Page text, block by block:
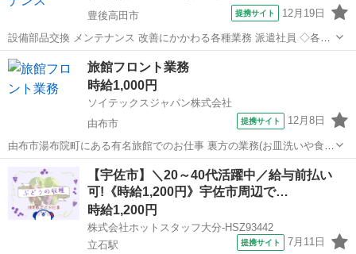
豊後高田市
提携サイト 12月19日
設備部品交換 メンテナンス 改善にかかわる各種業務 派遣社員 ◇各種
社会保険完備 (加入保険は、就業時間により異なります。) ◇年齢不問
◇未経験者歓迎 ◇18歳以上(深夜帯勤務のため、例外事由2号による)
大分 豊後高田市 その他
旅館フロント業務
時給1,000円
ソイテックスジャパン株式会社
由布市
提携サイト 12月8日
由布市湯布院町にある有名旅館でのお仕事 裏方の業務(お皿洗いや食事
の配膳、調理補助、客室清掃)から フロント業務や接客業務も幅広く行
ってもらいます。 その人にあった業務を行ってもらいます。 希望すれ
ばどんどんステップアップし...
その他
【宇佐市】＼20～40代活躍中／給与前払い
可!《時給1,200円》宇佐市周辺で…
時給1,200円
株式会社ホットスタッフ大分-HSZ93442
立石駅
提携サイト 7月11日